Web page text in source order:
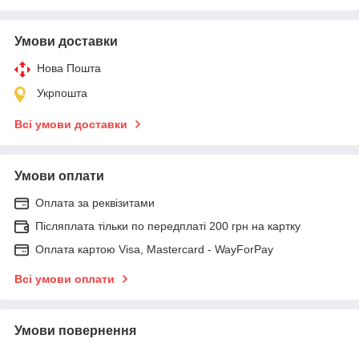
Умови доставки
Нова Пошта
Укрпошта
Всі умови доставки
Умови оплати
Оплата за реквізитами
Післяплата тільки по передплаті 200 грн на картку
Оплата картою Visa, Mastercard - WayForPay
Всі умови оплати
Умови повернення